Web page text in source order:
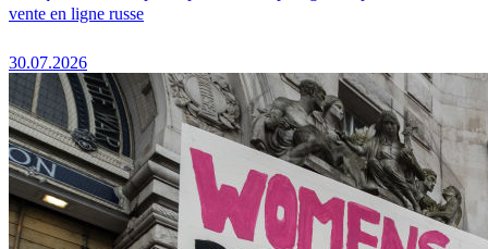
vente en ligne russe
30.07.2026